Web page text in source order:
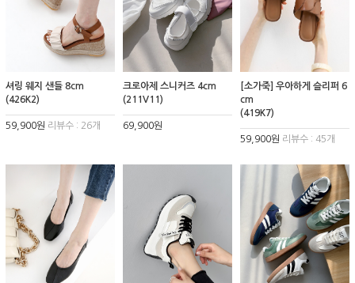
셔링 웨지 샌들 8cm
(426K2)
59,900원 리뷰수 : 26개
크로아제 스니커즈 4cm
(211V11)
69,900원
[소가죽] 우아하게 슬리퍼 6
cm
(419K7)
59,900원 리뷰수 : 45개